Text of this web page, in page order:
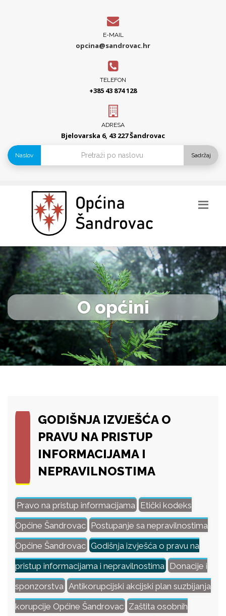
E-MAIL
opcina@sandrovac.hr
TELEFON
+385 43 874 128
ADRESA
Bjelovarska 6, 43 227 Šandrovac
Naslov Sadržaj
O općini
GODIŠNJA IZVJEŠĆA O
PRAVU NA PRISTUP
INFORMACIJAMA I
NEPRAVILNOSTIMA
Pravo na pristup informacijama Etički kodeks
Općine Šandrovac Postupanje sa nepravilnostima
Općine Šandrovac Godišnja izvješća o pravu na
pristup informacijama i nepravilnostima Donacije i
sponzorstva Antikorupcijski akcijski plan suzbijanja
korupcije Općine Šandrovac Zaštita osobnih